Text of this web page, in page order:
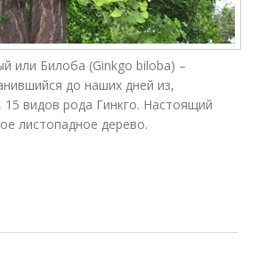
или Билоба (Ginkgo biloba) –
до наших дней из,
видов рода Гинкго. Настоящий
листопадное дерево.